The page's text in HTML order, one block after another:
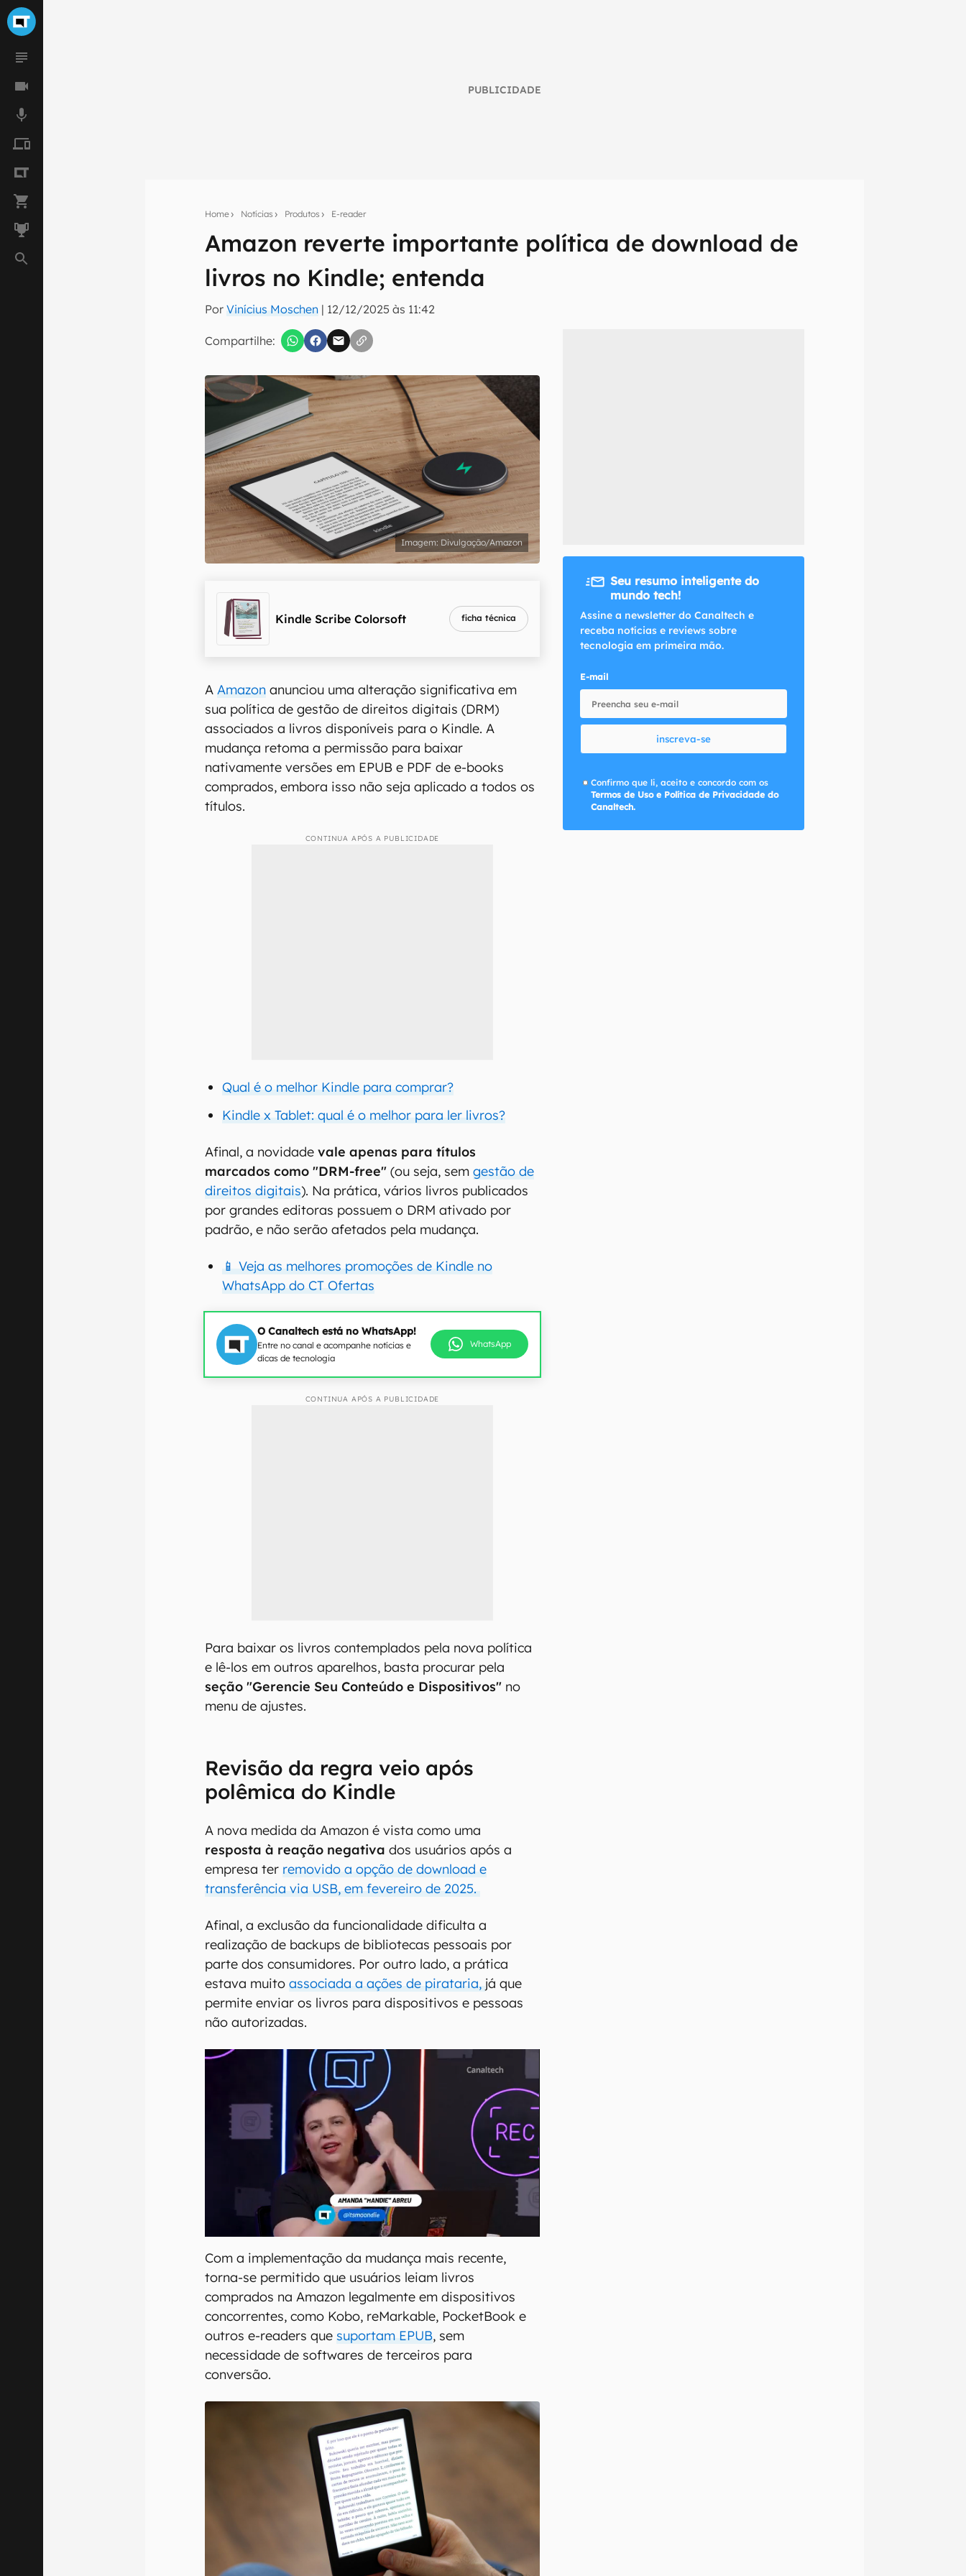
PUBLICIDADE
Home Notícias Produtos E-reader
Amazon reverte importante política de download de
livros no Kindle; entenda
PorVinícius Moschen | 12/12/2025 às 11:42
Compartilhe:
Seu resumo inteligente do mundo tech!
Assine a newsletter do Canaltech e receba notícias e reviews sobre tecnologia em primeira
inscreva-se
Confirmo que li, aceito e concordo com os Termos de Uso e Política de Privacidade do Canaltech.
Divulgação/Amazon
Kindle Scribe Colorsoft ficha técnica
AAmazon anunciou uma alteração significativa em
sua política de gestão de direitos digitais (DRM)
associados a livros disponíveis para o Kindle. A
mudança retoma a permissão para baixar
nativamente versões em EPUB e PDF de e-books
comprados, embora isso não seja aplicado a todos os
títulos.
CONTINUA APÓS A PUBLICIDADE
Qual é o melhor Kindle para comprar?
Kindle x Tablet: qual é o melhor para ler livros?
Afinal, a novidadevale apenas para títulos
marcados como "DRM-free" (ou seja, semgestão de
direitos digitais). Na prática, vários livros publicados
por grandes editoras possuem o DRM ativado por
padrão, e não serão afetados pela mudança.
📱 Veja as melhores promoções de Kindle no
WhatsApp do CT Ofertas
O Canaltech está no WhatsApp!
Entre no canal e acompanhe notícias e
dicas de tecnologia
WhatsApp
CONTINUA APÓS A PUBLICIDADE
Para baixar os livros contemplados pela nova política
e lê-los em outros aparelhos, basta procurar pela
seção "Gerencie Seu Conteúdo e Dispositivos" no
menu de ajustes.
Revisão da regra veio após
polêmica do Kindle
A nova medida da Amazon é vista como uma
resposta à reação negativa dos usuários após a
empresa ter removido a opção de download e
transferência via USB, em fevereiro de 2025.
Afinal, a exclusão da funcionalidade dificulta a
realização de backups de bibliotecas pessoais por
parte dos consumidores. Por outro lado, a prática
estava muitoassociada a ações de pirataria, já que
permite enviar os livros para dispositivos e pessoas
não autorizadas.
Com a implementação da mudança mais recente,
torna-se permitido que usuários leiam livros
comprados na Amazon legalmente em dispositivos
concorrentes, como Kobo, reMarkable, PocketBook e
outros e-readers quesuportam EPUB, sem
necessidade de softwares de terceiros para
conversão.
Seu resumo inteligente do
mundo tech!
Assine a newsletter do Canaltech e
receba notícias e reviews sobre
tecnologia em primeira mão.
E-mail
inscreva-se
Confirmo que li, aceito e concordo com os
Termos de Uso e Política de Privacidade do
Canaltech.